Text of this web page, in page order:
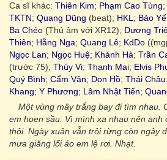
Ca sĩ khác: Thiên Kim; Phạm Cao Tùng;
TKTN; Quang Dũng (beat); HKL ; Bảo
Ba Chéo (Thú âm với XR12); Dương
Thiên; Hằng Nga; Quang Lê; KdDo
Ngọc Lan; Ngọc Huệ; Khánh Hà; Trần
(trước 75); Thúy Vi; Thanh Mai; Elvis
Quý Bình; Cẩm Vân; Don Hồ; Thái Châu;
Khang; Y Phương; Lâm Nhật Tiến;
Một vùng mây trắng bay đi tìm nhau.
em hoen sầu. Vì mình xa nhau nên anh
thôi. Ngày xuân vẫn trôi rừng còn ngây
mưa giăng lối áo em lệ rơi. Nhạt.